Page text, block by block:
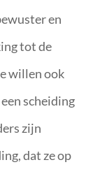
en
tot de
willen ook
scheiding
zijn
dat ze op